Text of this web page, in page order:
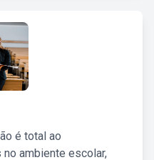
é total ao
ambiente escolar,